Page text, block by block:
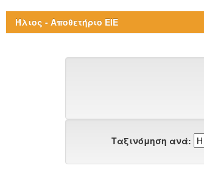
Ήλιος - Αποθετήριο ΕΙΕ
Ταξινόμηση ανά: